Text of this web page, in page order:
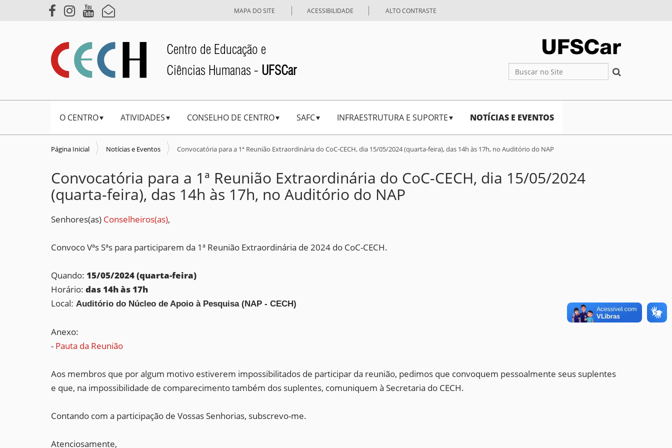
Centro de Educação e
Ciências Humanas - UFSCar Busca
MAPA DO SITE ACESSIBILIDADE ALTO CONTRASTE
v
O CENTRO ATIVIDADES CONSELHO DE CENTRO SAFC INFRAESTRUTURA E SUPORTE NOTÍCIAS E EVENTOS
Página Inicial Notícias e Eventos Convocatória para a 1ª Reunião Extraordinária do CoC-CECH, dia 15/05/2024 (quarta-feira), das 14h às 17h, no Auditório do NAP
Convocatória para a 1ª Reunião Extraordinária do CoC-CECH, dia 15/05/2024
(quarta-feira), das 14h às 17h, no Auditório do NAP
Senhores(as) Conselheiros(as),
Convoco Vªs Sªs para participarem da 1ª Reunião Extraordinária de 2024 do CoC-CECH.
Quando: 15/05/2024 (quarta-feira)
Horário: das 14h às 17h
Local: Auditório do Núcleo de Apoio à Pesquisa (NAP - CECH)
Anexo:
- Pauta da Reunião
Aos membros que por algum motivo estiverem impossibilitados de participar da reunião, pedimos que convoquem pessoalmente seus suplentes
e que, na impossibilidade de comparecimento também dos suplentes, comuniquem à Secretaria do CECH.
Contando com a participação de Vossas Senhorias, subscrevo-me.
Atenciosamente,